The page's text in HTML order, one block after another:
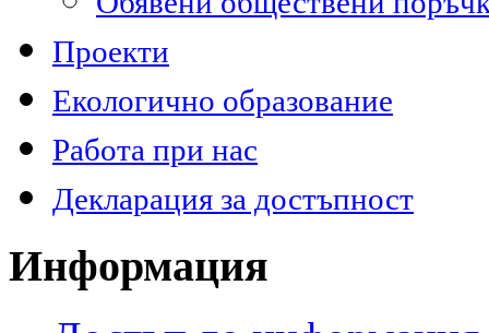
Проекти
Екологично образование
Работа при нас
Декларация за достъпност
Информация